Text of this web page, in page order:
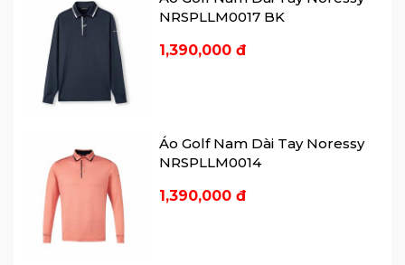
thiện với da và môi trường.
Noressy hơn 10 năm trong giới thời trang
golf – được biết đến là thương hiệu độc
tối giản, kết hợp cùng chất liệu cao cấp,
đường cắt may tinh tế giúp tôn vinh nét
đẹp thanh lịch, tao nhã đầy sang trọng.
Chúng tôi luôn đem đến những sản
phẩm hoàn hảo nhất đến tay khách hàng.
NRSPLLM0017 BK
1,390,000 đ
Áo Golf Nam Dài Tay Noressy
NRSPLLM0014
1,390,000 đ